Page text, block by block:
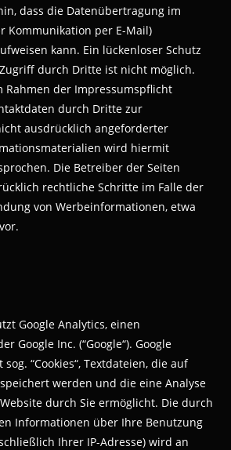
dass die Datenübertragung im
Kommunikation per E-Mail)
kann. Ein lückenloser Schutz
durch Dritte ist nicht möglich.
Rahmen der Impressumspflicht
durch Dritte zur
ausdrücklich angeforderter
wird hiermit
Die Betreiber der Seiten
rechtliche Schritte im Falle der
von Werbeinformationen, etwa
Google Analytics, einen
Google Inc. (“Google“). Google
“Cookies“, Textdateien, die auf
werden und die eine Analyse
durch Sie ermöglicht. Die durch
Informationen über Ihre Benutzung
Ihrer IP-Adresse) wird an